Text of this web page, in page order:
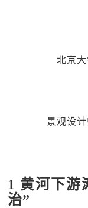
北京
景观设
1 黄河下游
治”